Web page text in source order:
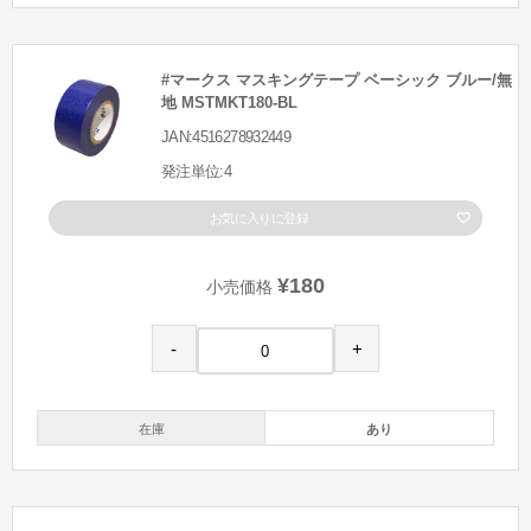
#マークス マスキングテープ ベーシック ブルー/無
地 MSTMKT180-BL
JAN:4516278932449
発注単位:4
お気に入りに登録
小売価格 ¥180
- +
在庫 あり